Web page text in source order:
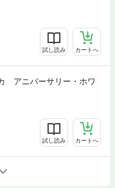
試し読み カートへ
アニバーサリー・ホワ
試し読み カートへ